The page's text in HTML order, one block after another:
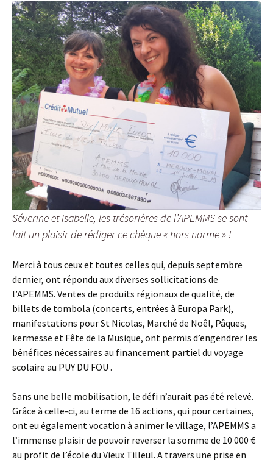
Séverine et Isabelle, les trésorières de l’APEMMS se sont
fait un plaisir de rédiger ce chèque « hors norme » !
Merci à tous ceux et toutes celles qui, depuis septembre
dernier, ont répondu aux diverses sollicitations de
l’APEMMS. Ventes de produits régionaux de qualité, de
billets de tombola (concerts, entrées à Europa Park),
manifestations pour St Nicolas, Marché de Noêl, Pâques,
kermesse et Fête de la Musique, ont permis d’engendrer les
bénéfices nécessaires au financement partiel du voyage
scolaire au PUY DU FOU .
Sans une belle mobilisation, le défi n’aurait pas été relevé.
Grâce à celle-ci, au terme de 16 actions, qui pour certaines,
ont eu également vocation à animer le village, l’APEMMS a
l’immense plaisir de pouvoir reverser la somme de 10 000 €
au profit de l’école du Vieux Tilleul. A travers une prise en